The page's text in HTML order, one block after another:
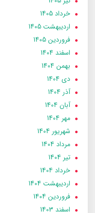
خرداد 1405
ارديبهشت 1405
فروردین 1405
اسفند 1404
بهمن 1404
دی 1404
آذر 1404
آبان 1404
مهر 1404
شهریور 1404
مرداد 1404
تير 1404
خرداد 1404
ارديبهشت 1404
فروردین 1404
اسفند 1403